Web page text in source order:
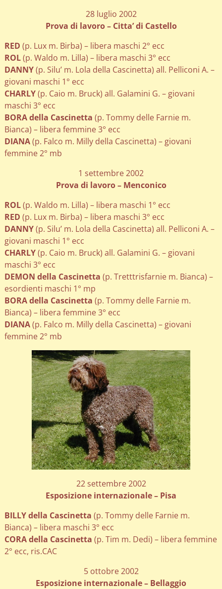
28 luglio 2002
Prova di lavoro – Citta’ di Castello
RED (p. Lux m. Birba) – libera maschi 2° ecc
ROL(p. Waldo m. Lilla) – libera maschi 3° ecc
DANNY(p. Silu’ m. Lola della Cascinetta) all. Pelliconi A. –
giovani maschi 1° ecc
CHARLY(p. Caio m. Bruck) all. Galamini G. – giovani
maschi 3° ecc
BORA della Cascinetta (p. Tommy delle Farnie m.
Bianca) – libera femmine 3° ecc
DIANA(p. Falco m. Milly della Cascinetta) – giovani
femmine 2° mb
1 settembre 2002
Prova di lavoro – Menconico
ROL(p. Waldo m. Lilla) – libera maschi 1° ecc
RED (p. Lux m. Birba) – libera maschi 3° ecc
DANNY(p. Silu’ m. Lola della Cascinetta) all. Pelliconi A. –
giovani maschi 1° ecc
CHARLY(p. Caio m. Bruck) all. Galamini G. – giovani
maschi 3° ecc
DEMON della Cascinetta (p. Tretttrisfarnie m. Bianca) –
esordienti maschi 1° mp
BORA della Cascinetta (p. Tommy delle Farnie m.
Bianca) – libera femmine 3° ecc
DIANA(p. Falco m. Milly della Cascinetta) – giovani
femmine 2° mb
22 settembre 2002
Esposizione internazionale – Pisa
BILLY della Cascinetta (p. Tommy delle Farnie m.
Bianca) – libera maschi 3° ecc
CORA della Cascinetta (p. Tim m. Dedi) – libera femmine
2° ecc, ris.CAC
5 ottobre 2002
Esposizione internazionale – Bellaggio